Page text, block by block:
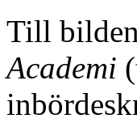
Till
Academi